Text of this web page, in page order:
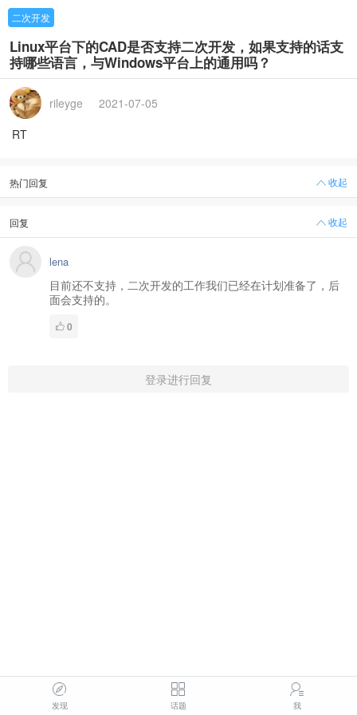
二次开发
Linux平台下的CAD是否支持二次开发，如果支持的话支
持哪些语言，与Windows平台上的通用吗？
rileyge
2021-07-05
RT
热门回复 收起
回复 收起
lena
目前还不支持，二次开发的工作我们已经在计划准备了，后
面会支持的。
0
登录进行回复
发现 话题 我